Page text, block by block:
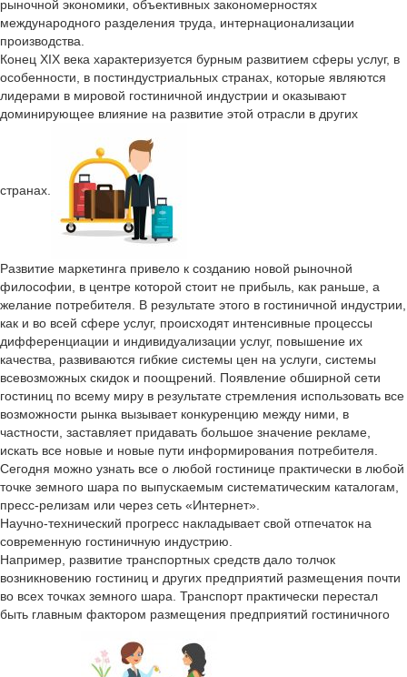
рыночной экономики, объективных закономерностях
международного разделения труда, интернационализации
производства.
Конец XIX века характеризуется бурным развитием сферы услуг, в
особенности, в постиндустриальных странах, которые являются
лидерами в мировой гостиничной индустрии и оказывают
доминирующее влияние на развитие этой отрасли в других
странах.
Развитие маркетинга привело к созданию новой рыночной
философии, в центре которой стоит не прибыль, как раньше, а
желание потребителя. В результате этого в гостиничной индустрии,
как и во всей сфере услуг, происходят интенсивные процессы
дифференциации и индивидуализации услуг, повышение их
качества, развиваются гибкие системы цен на услуги, системы
всевозможных скидок и поощрений. Появление обширной сети
гостиниц по всему миру в результате стремления использовать все
возможности рынка вызывает конкуренцию между ними, в
частности, заставляет придавать большое значение рекламе,
искать все новые и новые пути информирования потребителя.
Сегодня можно узнать все о любой гостинице практически в любой
точке земного шара по выпускаемым систематическим каталогам,
пресс-релизам или через сеть «Интернет».
Научно-технический прогресс накладывает свой отпечаток на
современную гостиничную индустрию.
Например, развитие транспортных средств дало толчок
возникновению гостиниц и других предприятий размещения почти
во всех точках земного шара. Транспорт практически перестал
быть главным фактором размещения предприятий гостиничного